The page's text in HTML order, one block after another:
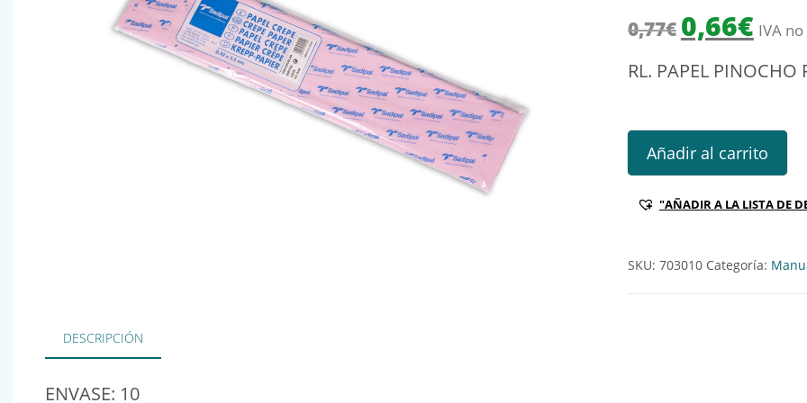
0,77€ El precio
0,66€El
IVA
RL. PAPEL PINOCHO
RL. PAPEL PINOCHO ROSA
Añadir al carrito
"AÑADIR A LA LISTA DE
SKU: 703010 Categoría:
DESCRIPCIÓN
ENVASE: 10